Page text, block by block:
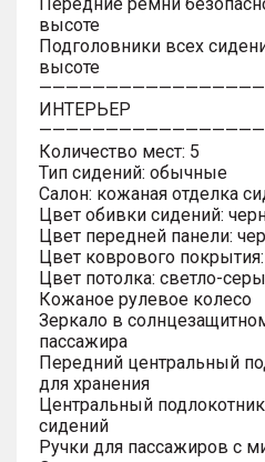
высоте
Подголовники всех
высоте
ИНТЕРЬЕР
Количество мест: 5
Тип сидений: обычные
Салон: кожаная отделка
Цвет обивки сидений:
Цвет передней панели:
Цвет коврового
Цвет потолка: светло-
Кожаное рулевое колесо
Зеркало в
пассажира
Передний центральный
для хранения
Центральный
сидений
Ручки для пассажиров с